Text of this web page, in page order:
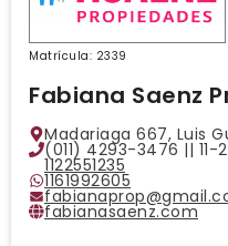
Fabiana Saenz
Madariaga 667, Luis
(011) 4293-3476 || 11-
1122551235
1161992605
fabianasaenz.com
Matrícula: 2339